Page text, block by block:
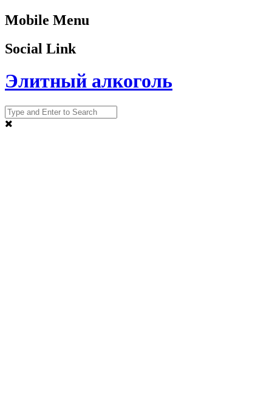
Mobile Menu
Social Link
Элитный алкоголь